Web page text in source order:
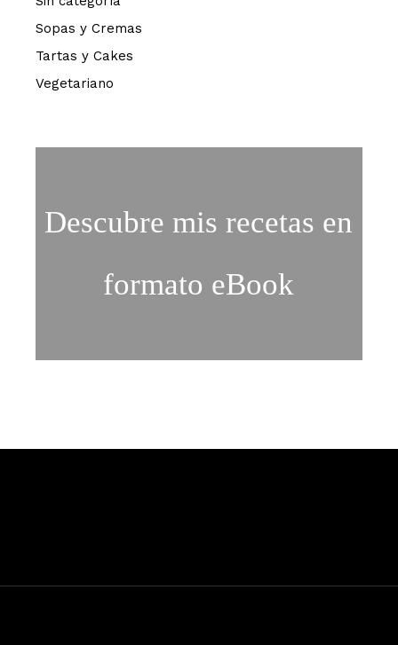
Sopas y Cremas
Tartas y Cakes
Vegetariano
Descubre mis recetas en
formato eBook